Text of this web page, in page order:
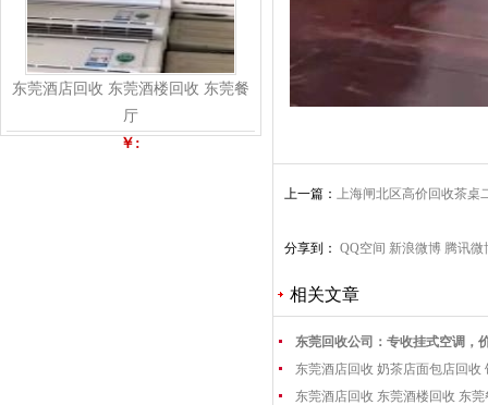
东莞酒店回收 东莞酒楼回收 东莞餐
厅
￥:
上一篇： 上海闸北区高价回收茶桌
分享到： QQ空间 新浪微博 腾讯微
相关文章
东莞回收公司：专收挂式空调，
东莞酒店回收 奶茶店面包店回收
东莞酒店回收 东莞酒楼回收 东